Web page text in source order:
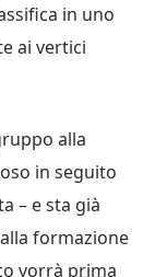
in uno
ai vertici
alla
in seguito
– e sta già
formazione
vorrà prima